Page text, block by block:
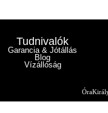
Tudnivalók
Garancia & Jótállás
Blog
Vízállóság